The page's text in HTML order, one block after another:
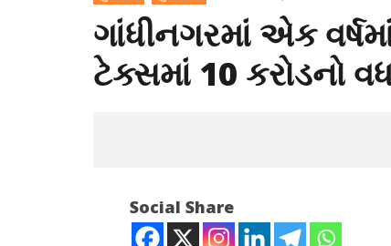
ગાંધીનગરમાં એક
ટેક્સમાં 10 કરોડનો
Social Share